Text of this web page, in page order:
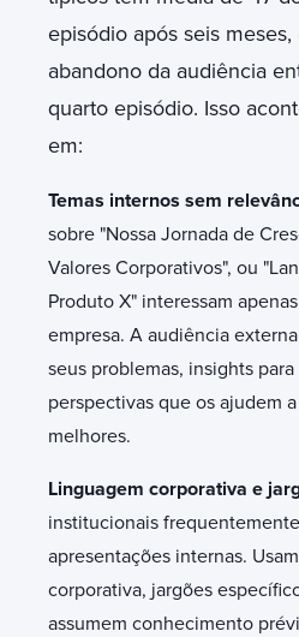
episódio após seis meses,
abandono da audiência
quarto episódio. Isso
em:
Temas internos sem
sobre "Nossa Jornada de
Valores Corporativos", ou
Produto X" interessam
empresa. A audiência
seus problemas, insights
perspectivas que os ajudem
melhores.
Linguagem corporativa e
institucionais
apresentações internas.
corporativa, jargões
assumem conhecimento